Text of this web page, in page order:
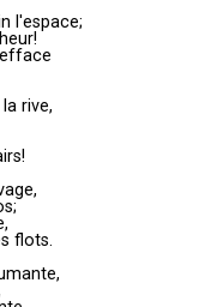
l'espace;
rive,
flots.